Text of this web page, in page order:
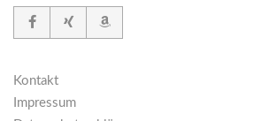
Kontakt
Impressum